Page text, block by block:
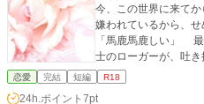
今、この世界に来て
嫌われているから、せ
「馬鹿馬鹿しい」 最初にリサを見つけた侯爵家の次男で騎
士のローガーが、吐き捨てる
移もの、騎士ヒーロー
恋愛 完結 短編 R18
24h.ポイント 7pt